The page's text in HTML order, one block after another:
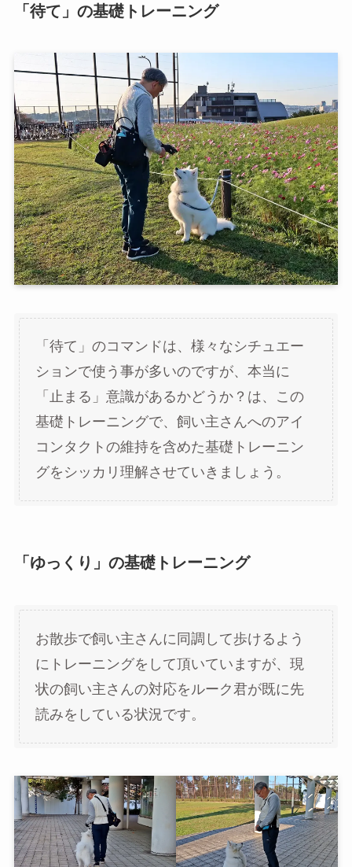
「待て」の基礎トレーニング
「待て」のコマンドは、様々なシチュエー
ションで使う事が多いのですが、本当に
「止まる」意識があるかどうか？は、この
基礎トレーニングで、飼い主さんへのアイ
コンタクトの維持を含めた基礎トレーニン
グをシッカリ理解させていきましょう。
「ゆっくり」の基礎トレーニング
お散歩で飼い主さんに同調して歩けるよう
にトレーニングをして頂いていますが、現
状の飼い主さんの対応をルーク君が既に先
読みをしている状況です。